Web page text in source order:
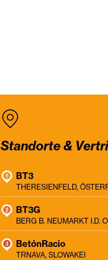
Standorte &
BT3
THERESIENFELD,
BT3G
BERG B. NEUMARKT I.D.
BetónRacio
TRNAVA, SLOWAKEI